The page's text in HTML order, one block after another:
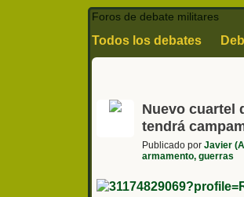
Foros de debate militares
Todos los debates
Sociedad y actualidad
Nuevo cuartel
tendrá
Publicado por Javier
armamento, guerras